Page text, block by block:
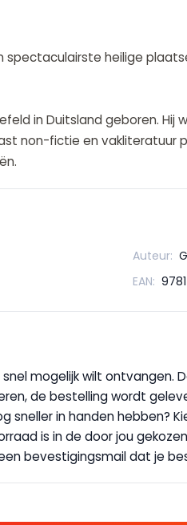
heilige
in Duitsland geboren.
non-fictie en vakliteratuur
Auteur:
EAN:
mogelijk wilt ontvangen.
de bestelling wordt
sneller in handen hebben?
is in de door jou
bevestigingsmail dat je